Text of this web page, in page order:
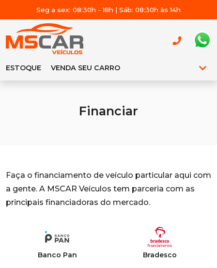
Seg a sex: 08:30h - 18h | Sáb: 08:30h às 14h
ESTOQUE VENDA SEU CARRO
Financiar
Faça o financiamento de veículo particular aqui com
a gente. A MSCAR Veículos tem parceria com as
principais financiadoras do mercado.
Banco Pan Bradesco